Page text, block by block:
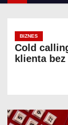
BIZNES
Cold
klienta